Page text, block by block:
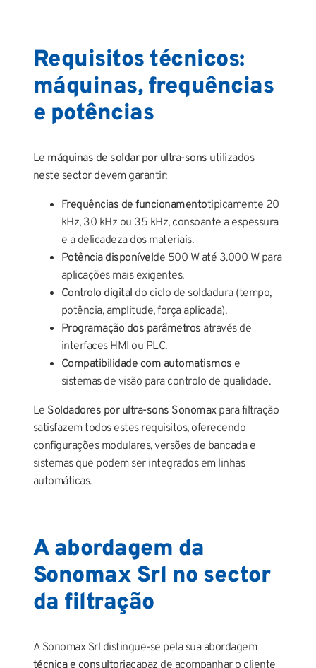
Requisitos técnicos:
máquinas, frequências
e potências
Le máquinas de soldar por ultra-sons utilizados
neste sector devem garantir:
Frequências de funcionamentotipicamente 20
kHz, 30 kHz ou 35 kHz, consoante a espessura
e a delicadeza dos materiais.
Potência disponívelde 500 W até 3.000 W para
aplicações mais exigentes.
Controlo digital do ciclo de soldadura (tempo,
potência, amplitude, força aplicada).
Programação dos parâmetros através de
interfaces HMI ou PLC.
Compatibilidade com automatismos e
sistemas de visão para controlo de qualidade.
Le Soldadores por ultra-sons Sonomaxpara filtração
satisfazem todos estes requisitos, oferecendo
configurações modulares, versões de bancada e
sistemas que podem ser integrados em linhas
automáticas.
A abordagem da
Sonomax Srl no sector
da filtração
A Sonomax Srl distingue-se pela sua abordagem
técnica e consultoriacapaz de acompanhar o cliente